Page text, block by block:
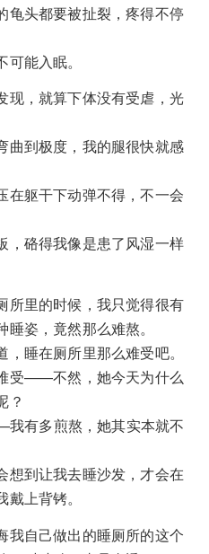
龟头都要被扯裂，疼得不停
能入眠。
现，就算下体没有受虐，光
曲到极度，我的腿很快就感
在躯干下动弹不得，不一会
，硌得我像是患了风湿一样
所里的时候，我只觉得很有
姿，竟然那么难熬。
睡在厕所里那么难受吧。
受——不然，她今天为什么
？
有多煎熬，她其实本就不
想到让我去睡沙发，才会在
上背铐。
我自己做出的睡厕所的这个